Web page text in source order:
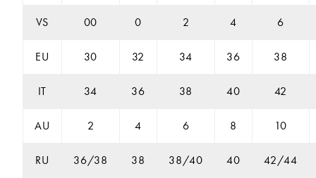
VS 00 0 2 4 6
EU 30 32 34 36 38
IT 34 36 38 40 42
AU 2 4 6 8 10
RU 36/38 38 38/40 40 42/44